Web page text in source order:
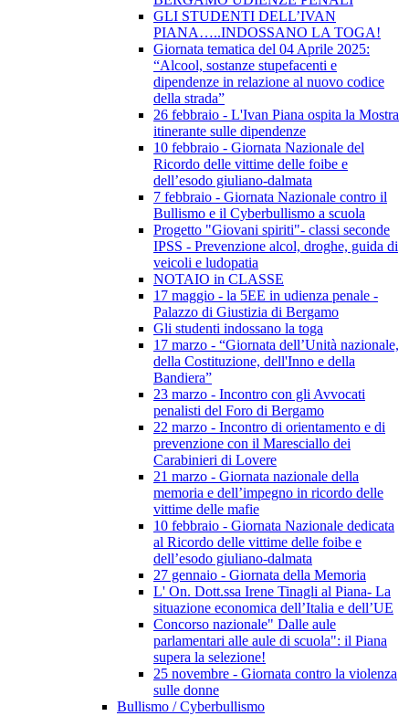
GLI STUDENTI DELL’IVAN
PIANA…..INDOSSANO LA TOGA!
Giornata tematica del 04 Aprile 2025:
“Alcool, sostanze stupefacenti e
dipendenze in relazione al nuovo codice
della strada”
26 febbraio - L'Ivan Piana ospita la Mostra
itinerante sulle dipendenze
10 febbraio - Giornata Nazionale del
Ricordo delle vittime delle foibe e
dell’esodo giuliano-dalmata
7 febbraio - Giornata Nazionale contro il
Bullismo e il Cyberbullismo a scuola
Progetto "Giovani spiriti"- classi seconde
IPSS - Prevenzione alcol, droghe, guida di
veicoli e ludopatia
NOTAIO in CLASSE
17 maggio - la 5EE in udienza penale -
Palazzo di Giustizia di Bergamo
Gli studenti indossano la toga
17 marzo - “Giornata dell’Unità nazionale,
della Costituzione, dell'Inno e della
Bandiera”
23 marzo - Incontro con gli Avvocati
penalisti del Foro di Bergamo
22 marzo - Incontro di orientamento e di
prevenzione con il Maresciallo dei
Carabinieri di Lovere
21 marzo - Giornata nazionale della
memoria e dell’impegno in ricordo delle
vittime delle mafie
10 febbraio - Giornata Nazionale dedicata
al Ricordo delle vittime delle foibe e
dell’esodo giuliano-dalmata
27 gennaio - Giornata della Memoria
L' On. Dott.ssa Irene Tinagli al Piana- La
situazione economica dell’Italia e dell’UE
Concorso nazionale" Dalle aule
parlamentari alle aule di scuola": il Piana
supera la selezione!
25 novembre - Giornata contro la violenza
sulle donne
Bullismo / Cyberbullismo